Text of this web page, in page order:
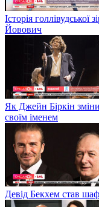
Історія
Йовович
Як Джейн Біркін
своїм іменем
Девід Бекхем став